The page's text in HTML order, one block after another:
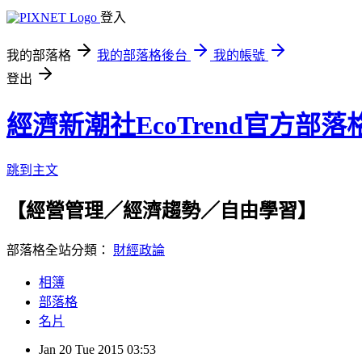
登入
我的部落格 我的部落格後台
我的帳號
登出
經濟新潮社EcoTrend官方部落
跳到主文
【經營管理／經濟趨勢／自由學習】
部落格全站分類： 財經政論
相簿
部落格
名片
Jan 20 Tue 2015 03:53